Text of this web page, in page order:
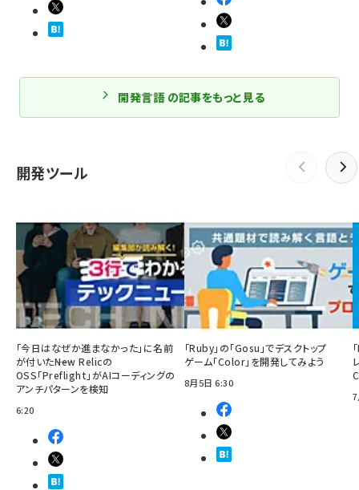
開発言語 の記事をもっと見る
開発ツール
「今日はなぜか進まなかった」に名前
が付いた――New Relicの
OSS「Preflight」がAIコーディングの
アンチパターンを検知
6:20
「Ruby」の「Gosu」でデスクトップ
ゲーム「Color」を開発してみよう
8月5日 6:30